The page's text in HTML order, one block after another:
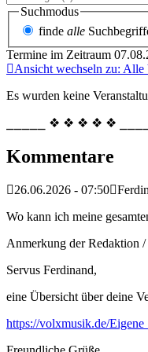
Suchmodus
finde alle
Termine im Zeitraum
Ansicht wechseln zu: Alle
Es wurden keine
⎯⎯⎯⎯⎯ ❖ ❖ ❖ ❖ ❖
Kommentare
26.06.2026 - 07:50
Wo kann ich meine
Anmerkung der Redaktion /
Servus Ferdinand,
eine Übersicht über deine
https://volxmusik.de/